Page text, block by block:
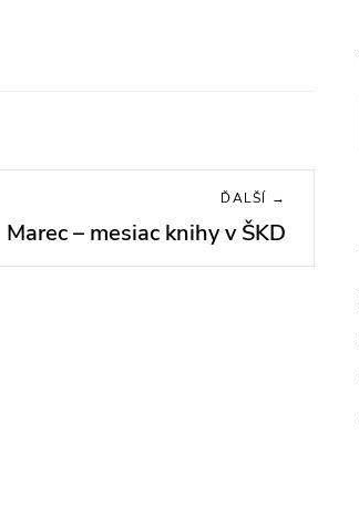
ĎALŠÍ →
Next
post:
Marec – mesiac knihy v ŠKD